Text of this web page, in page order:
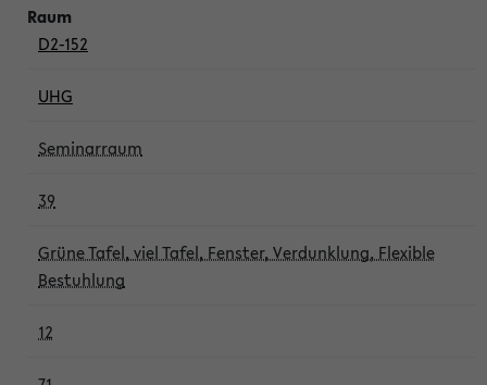
D2-152
UHG
Seminarraum
39
Grüne Tafel, viel Tafel, Fenster, Verdunklung, Flexible
Bestuhlung
12